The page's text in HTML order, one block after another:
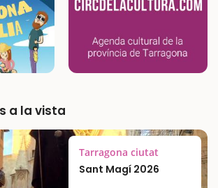
a la vista
Tarragona ciutat
Sant Magí 2026